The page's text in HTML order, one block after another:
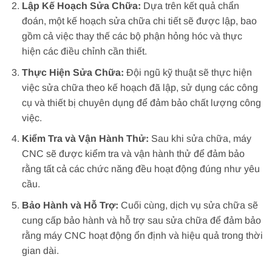
Lập Kế Hoạch Sửa Chữa: Dựa trên kết quả chẩn
đoán, một kế hoạch sửa chữa chi tiết sẽ được lập, bao
gồm cả việc thay thế các bộ phận hỏng hóc và thực
hiện các điều chỉnh cần thiết.
Thực Hiện Sửa Chữa: Đội ngũ kỹ thuật sẽ thực hiện
việc sửa chữa theo kế hoạch đã lập, sử dụng các công
cụ và thiết bị chuyên dụng để đảm bảo chất lượng công
việc.
Kiểm Tra và Vận Hành Thử: Sau khi sửa chữa, máy
CNC sẽ được kiểm tra và vận hành thử để đảm bảo
rằng tất cả các chức năng đều hoạt động đúng như yêu
cầu.
Bảo Hành và Hỗ Trợ: Cuối cùng, dịch vụ sửa chữa sẽ
cung cấp bảo hành và hỗ trợ sau sửa chữa để đảm bảo
rằng máy CNC hoạt động ổn định và hiệu quả trong thời
gian dài.